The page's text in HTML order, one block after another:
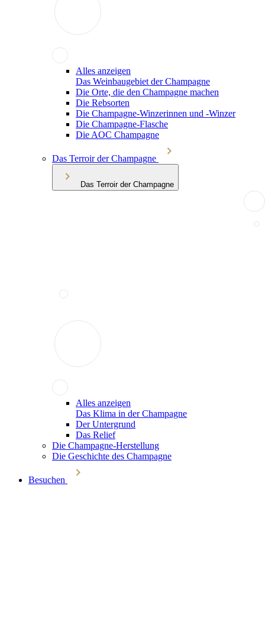
Alles anzeigen
Das Weinbaugebiet der Champagne
Die Orte, die den Champagne machen
Die Rebsorten
Die Champagne-Winzerinnen und -Winzer
Die Champagne-Flasche
Die AOC Champagne
Das Terroir der Champagne
Das Terroir der Champagne
Alles anzeigen
Das Klima in der Champagne
Der Untergrund
Das Relief
Die Champagne-Herstellung
Die Geschichte des Champagne
Besuchen